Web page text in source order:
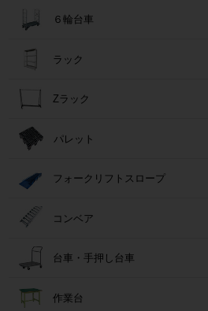
６輪台車
ラック
Zラック
パレット
フォークリフトスロープ
コンベア
台車・手押し台車
作業台